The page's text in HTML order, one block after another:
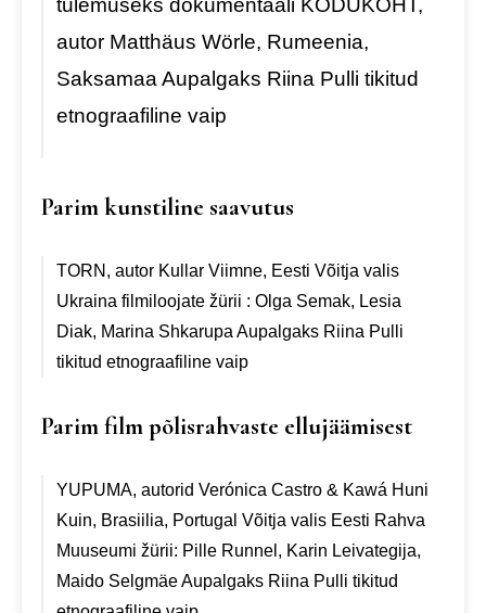
tulemuseks dokumentaali KODUKOHT,
autor Matthäus Wörle, Rumeenia,
SaksamaaAupalgaks Riina Pulli tikitud
etnograafiline vaip
Parim kunstiline saavutus
TORN, autor Kullar Viimne, Eesti Võitja valis
Ukraina filmiloojate žürii : Olga Semak, Lesia
Diak, Marina ShkarupaAupalgaks Riina Pulli
tikitud etnograafiline vaip
Parim film põlisrahvaste ellujäämisest
YUPUMA, autorid Verónica Castro & Kawá Huni
Kuin, Brasiilia, Portugal Võitja valis Eesti Rahva
Muuseumi žürii: Pille Runnel, Karin Leivategija,
Maido SelgmäeAupalgaks Riina Pulli tikitud